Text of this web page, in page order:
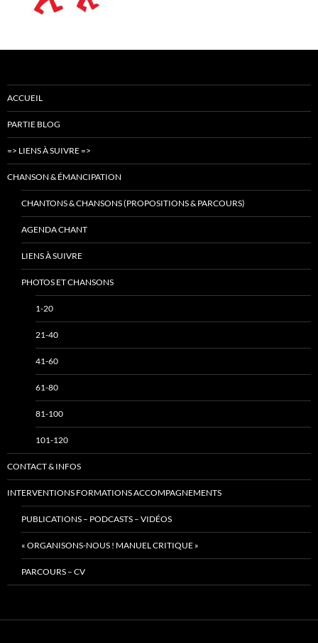
ACCUEIL
PARTIE BLOG
=> LIENS À SUIVRE =>
CHANSON & ÉMANCIPATION
CHANTONS & CHANSONS (PROPOSITIONS & PARCOURS)
AGENDA CHANT
LIENS À SUIVRE
PHOTOS ET CHANSONS
1-20
21-40
41-60
61-80
81-100
101-120
CONTACT & INFOS
INTERVENTIONS FORMATIONS ACCOMPAGNEMENTS
PUBLICATIONS – PODCASTS – VIDÉOS
« ORGANISONS-NOUS ! MANUEL CRITIQUE »
PARCOURS – CV